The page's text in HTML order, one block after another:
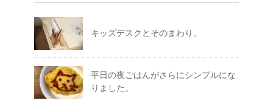
キッズデスクとそのまわり。
平日の夜ごはんがさらにシンプルにな
りました。